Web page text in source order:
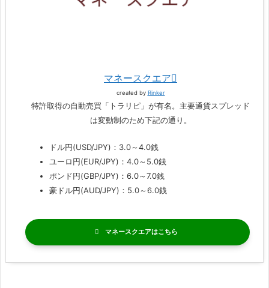
マネースクエア
created by Rinker
特許取得の自動売買「トラリピ」が有名。主要通貨スプレッド
は変動制のため下記の通り。
ドル円(USD/JPY)：3.0～4.0銭
ユーロ円(EUR/JPY)：4.0～5.0銭
ポンド円(GBP/JPY)：6.0～7.0銭
豪ドル円(AUD/JPY)：5.0～6.0銭
マネースクエア